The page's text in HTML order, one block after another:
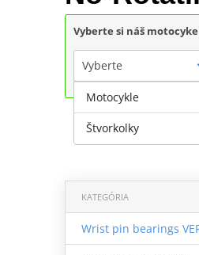
Vyberte si náš
Vyberte
KATEGÓRIA
Wrist pin bearings
Motocykle
Štvorkolky